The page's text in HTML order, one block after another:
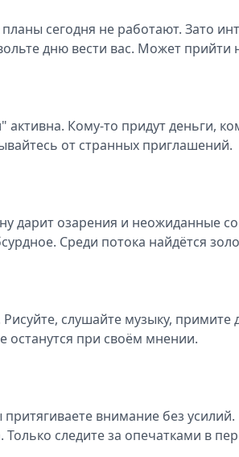
сегодня не работают. Зато
дню вести вас. Может прийти
Кому-то придут деньги,
от странных приглашений.
дарит озарения и неожиданные
Среди потока найдётся
слушайте музыку, примите
останутся при своём мнении.
внимание без
следите за опечатками в